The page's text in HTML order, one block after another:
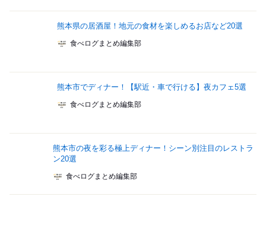
熊本県の居酒屋！地元の食材を楽しめるお店など20選
食べログまとめ編集部
熊本市でディナー！【駅近・車で行ける】夜カフェ5選
食べログまとめ編集部
熊本市の夜を彩る極上ディナー！シーン別注目のレストラ
ン20選
食べログまとめ編集部